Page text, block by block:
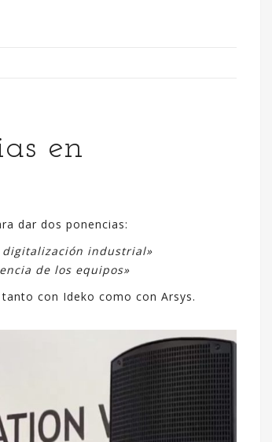
Rentable en Industria
Busco
narren
análisis
para la
lazo
apoyo en
en
dar dos ponencias:
digitalización industrial»
de los equipos»
con Ideko como con Arsys.